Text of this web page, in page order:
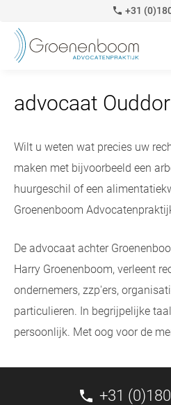
+31
advocaat
Wilt u weten wat precies uw
maken met bijvoorbeeld een
huurgeschil of een
Groenenboom
De advocaat achter
Harry Groenenboom, verleent
ondernemers, zzp'ers,
particulieren. In begrijpelijke
persoonlijk. Met oog voor de
+31